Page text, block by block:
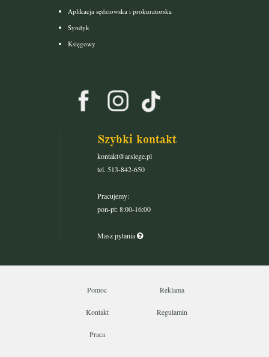
Aplikacja sędziowska i prokuratorska
Syndyk
Księgowy
Szybki kontakt
kontakt@arslege.pl
tel. 513-842-650
Pracujemy:
pon-pt: 8:00-16:00
Masz pytania
Pomoc Reklama
Kontakt Regulamin
Praca